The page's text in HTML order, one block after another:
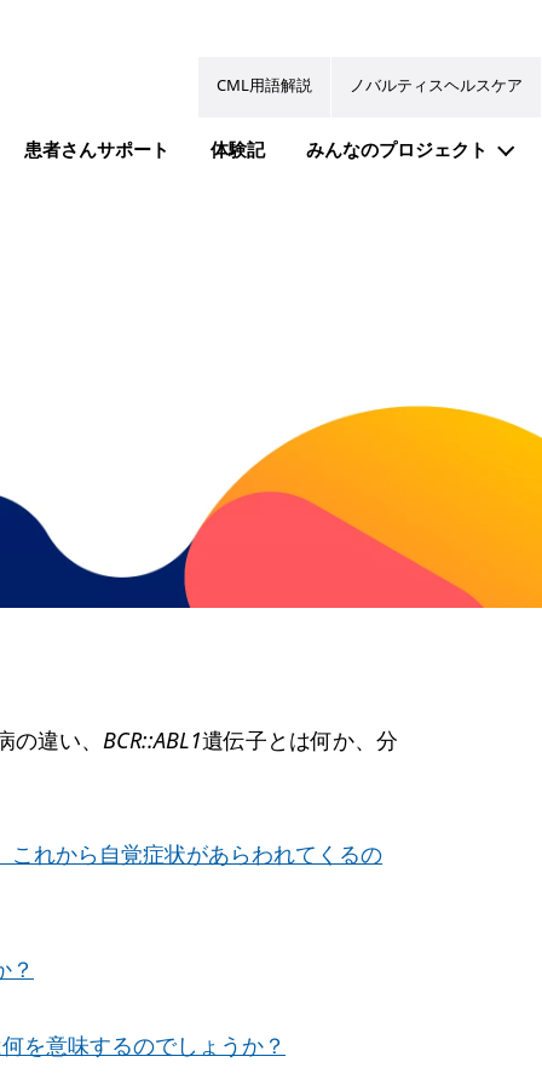
CML用語解説
ノバルティスヘルスケア
患者さんサポート 体験記 みんなのプロジェクト
違い、 BCR::ABL1遺伝子とは何か、分
れから自覚症状があらわれてくるの
？
を意味するのでしょうか？